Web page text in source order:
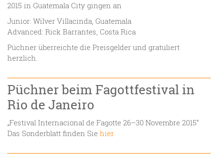
2015 in Guatemala City gingen an
Junior: Wilver Villacinda, Guatemala
Advanced: Rick Barrantes, Costa Rica
Püchner überreichte die Preisgelder und gratuliert
herzlich.
Püchner beim Fagottfestival in
Rio de Janeiro
„Festival Internacional de Fagotte 26–30 Novembre 2015“
Das Sonderblatt finden Sie hier